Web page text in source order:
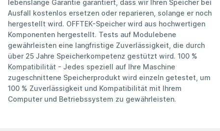
lebenslange Garantie garantiert, dass wir Ihren Speicher bei
Ausfall kostenlos ersetzen oder reparieren, solange er noch
hergestellt wird. OFFTEK-Speicher wird aus hochwertigen
Komponenten hergestellt. Tests auf Modulebene
gewährleisten eine langfristige Zuverlässigkeit, die durch
über 25 Jahre Speicherkompetenz gestützt wird. 100 %
Kompatibilität - Jedes speziell auf Ihre Maschine
zugeschnittene Speicherprodukt wird einzeln getestet, um
100 % Zuverlässigkeit und Kompatibilität mit Ihrem
Computer und Betriebssystem zu gewährleisten.